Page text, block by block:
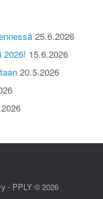
25.6.2026
2026! 15.6.2026
20.5.2026
- PPLY © 2026